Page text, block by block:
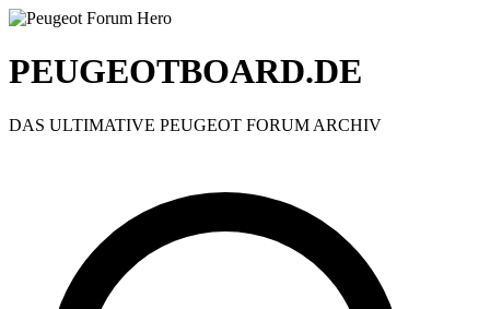
PEUGEOTBOARD.DE
DAS ULTIMATIVE PEUGEOT FORUM ARCHIV